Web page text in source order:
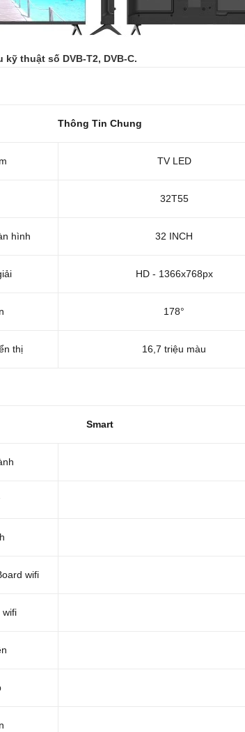
thuật số DVB-T2, DVB-C.
Thông Tin Chung
TV LED
32T55
hình 32 INCH
HD - 1366x768px
178°
thị 16,7 triệu màu
Smart
wifi
wifi